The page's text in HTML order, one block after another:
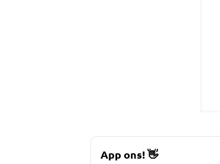
App ons!👋